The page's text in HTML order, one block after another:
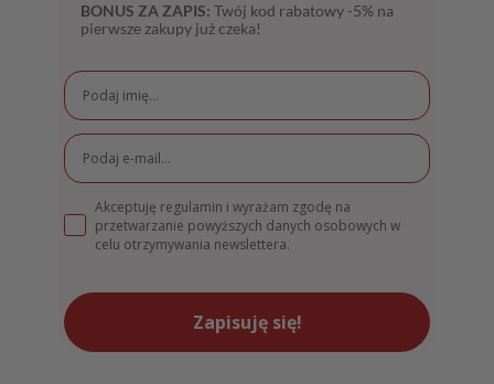
BONUS ZA ZAPIS: Twój kod rabatowy -5% na
pierwsze zakupy już czeka!
Akceptuję regulamin i wyrażam zgodę na
przetwarzanie powyższych danych osobowych w
celu otrzymywania newslettera.
Zapisuję się!